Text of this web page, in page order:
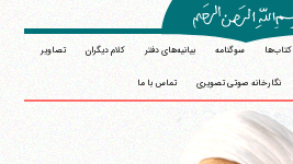
کتاب‌ها سوگنامه بیانیه‌های دفتر کلام دیگران تصاویر
نگارخانه صوتی تصویری تماس با ما